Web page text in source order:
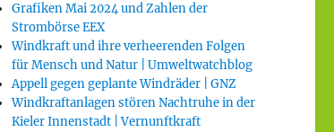
Grafiken Mai 2024 und Zahlen der
Strombörse EEX
Windkraft und ihre verheerenden Folgen
für Mensch und Natur | Umweltwatchblog
Appell gegen geplante Windräder | GNZ
Windkraftanlagen stören Nachtruhe in der
Kieler Innenstadt | Vernunftkraft